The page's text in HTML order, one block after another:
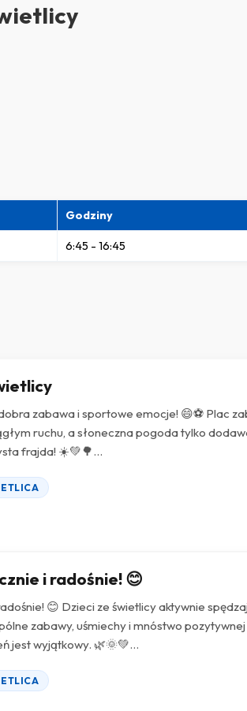
Godziny
6:45 - 16:45
zabawa i sportowe emocje! 😄⚽ Plac
ruchu, a słoneczna pogoda tylko
frajda! ☀️💚🌳...
i radośnie! 😊
😊 Dzieci ze świetlicy aktywnie
zabawy, uśmiechy i mnóstwo
jest wyjątkowy. 🌿🌞💚...